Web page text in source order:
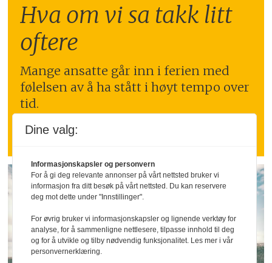
Hva om vi sa takk litt
oftere
Mange ansatte går inn i ferien med
følelsen av å ha stått i høyt tempo over
tid.
mer enn mange ledere tror.
Dine valg:
Informasjonskapsler og personvern
For å gi deg relevante annonser på vårt nettsted bruker vi
informasjon fra ditt besøk på vårt nettsted. Du kan reservere
deg mot dette under "Innstillinger".
For øvrig bruker vi informasjonskapsler og lignende verktøy for
analyse, for å sammenligne nettlesere, tilpasse innhold til deg
og for å utvikle og tilby nødvendig funksjonalitet. Les mer i vår
personvernerklæring.